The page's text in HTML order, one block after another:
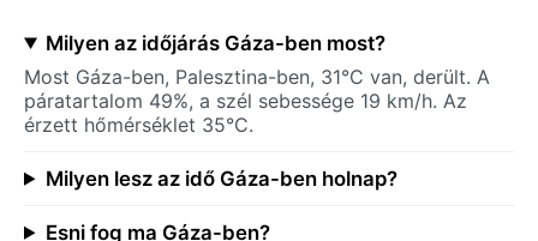
Milyen az időjárás Gáza-ben most?
Most Gáza-ben, Palesztina-ben, 31°C van, derült. A
páratartalom 49%, a szél sebessége 19 km/h. Az
érzett hőmérséklet 35°C.
Milyen lesz az idő Gáza-ben holnap?
Esni fog ma Gáza-ben?